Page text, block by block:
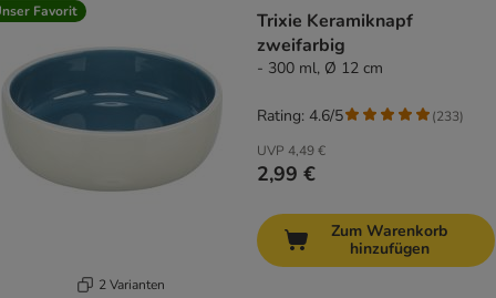
Favorit
2 Varianten
Trixie Keramiknapf
zweifarbig
- 300 ml, Ø 12 cm
UVP 4,49 €
2,99 €
Rating: 4.6/5 (233)
Zum Warenkorb
hinzufügen